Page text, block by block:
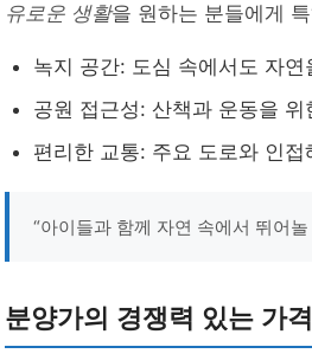
유로운 생활을 원하는 분들에게
녹지 공간: 도심 속에서도 자
공원 접근성: 산책과 운동을 위
편리한 교통: 주요 도로와 인접
“아이들과 함께 자연 속에서 뛰어
분양가의 경쟁력 있는 가